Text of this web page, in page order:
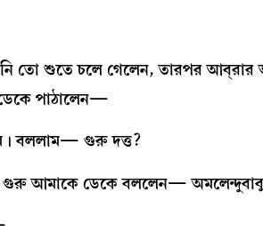
শুতে চলে গেলেন, তারপর আব্‌রার
পাঠালেন—
বললাম— গুরু দত্ত?
আমাকে ডেকে বললেন—